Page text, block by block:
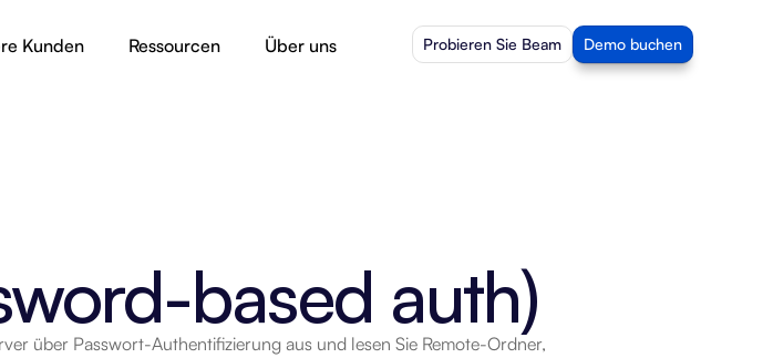
based auth)
über Passwort-Authentifizierung aus und lesen Sie Remote-Ordner,
Kunden Ressourcen Über uns Probieren Sie Beam Demo buchen